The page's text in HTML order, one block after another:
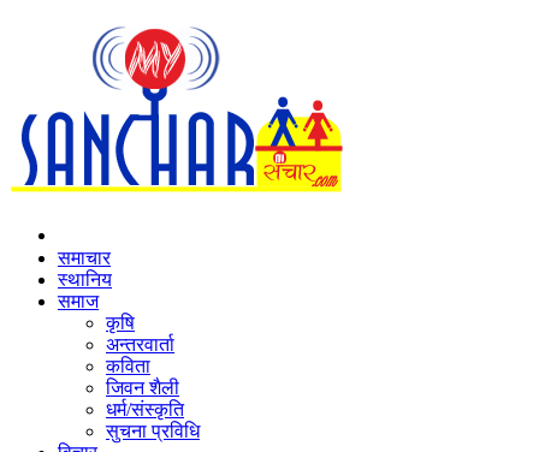
समाचार
स्थानिय
समाज
कृषि
अन्तरवार्ता
कविता
जिवन शैली
धर्म/संस्कृति
सुचना प्रविधि